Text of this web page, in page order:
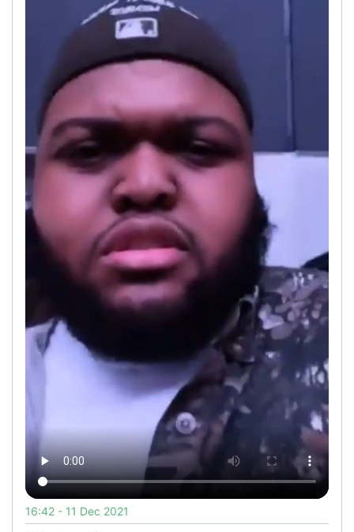
16:42 - 11 Dec 2021